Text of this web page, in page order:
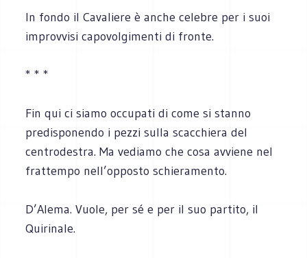
In fondo il Cavaliere è anche celebre per i suoi
improvvisi capovolgimenti di fronte.
* * *
Fin qui ci siamo occupati di come si stanno
predisponendo i pezzi sulla scacchiera del
centrodestra. Ma vediamo che cosa avviene nel
frattempo nell’opposto schieramento.
D’Alema. Vuole, per sé e per il suo partito, il
Quirinale.